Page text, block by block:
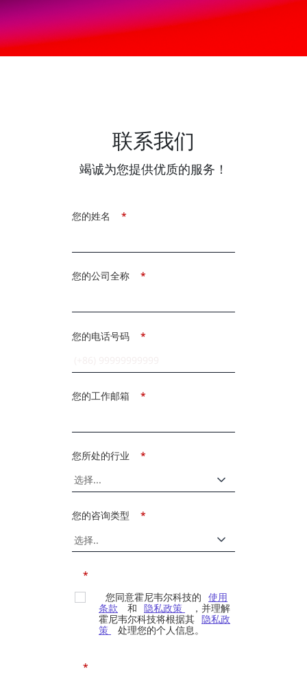
联系我们
竭诚为您提供优质的服务！
*
您的姓名
*
您的公司全称
*
您的电话号码
*
您的工作邮箱
*
您所处的行业
*
您的咨询类型
*
您同意霍尼韦尔科技的 使用
条款
和 隐私政策
，并理解
霍尼韦尔科技将根据其 隐私政
策
处理您的个人信息。
*